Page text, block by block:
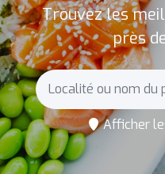
Trouvez les
près
Afficher